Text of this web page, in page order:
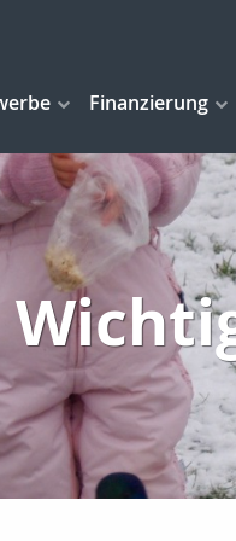
Finanzierung